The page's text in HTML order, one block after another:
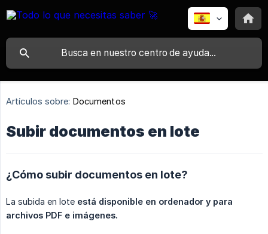
Artículos sobre: Documentos
Subir documentos en lote
¿Cómo subir documentos en lote?
La subida en lote está disponible en ordenador y para
archivos PDF e imágenes.